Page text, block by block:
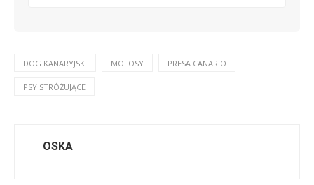
DOG KANARYJSKI MOLOSY PRESA CANARIO
PSY STRÓŻUJĄCE
OSKA